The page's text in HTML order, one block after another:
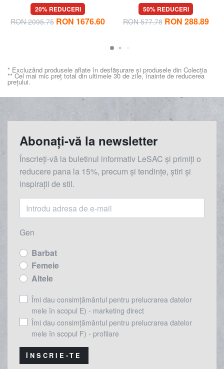
pentru laptop de 15,6".
20% REDUCERI
RON 2095.75 RON 1676.60
pentru bărbați
50% REDUCERI
RON 577.78 RON 288.89
* Excluzând produsele aflate în desfășurare și produsele din Colecția
** Cel mai mic preț total din ultimele 30 de zile, înainte de reducerea
prețului.
Abonați-vă la newsletter
Înscrieți-vă la buletinul informativ LeSAC și primiți o
reducere pana la 15%, precum și tendințe, știri și
inspirații de stil.
Gen
Barbat
Femeie
Altele
Îmi dau consimțământul pentru prelucrarea datelor
mele în scopul E) - marketing direct
Îmi dau consimțământul pentru prelucrarea datelor
mele în scopul F) - profilare
ÎNSCRIE-TE